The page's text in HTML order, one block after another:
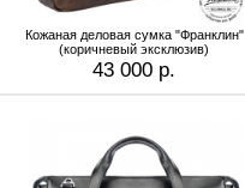
Кожаная деловая сумка "Франклин"
(коричневый эксклюзив)
43 000 р.